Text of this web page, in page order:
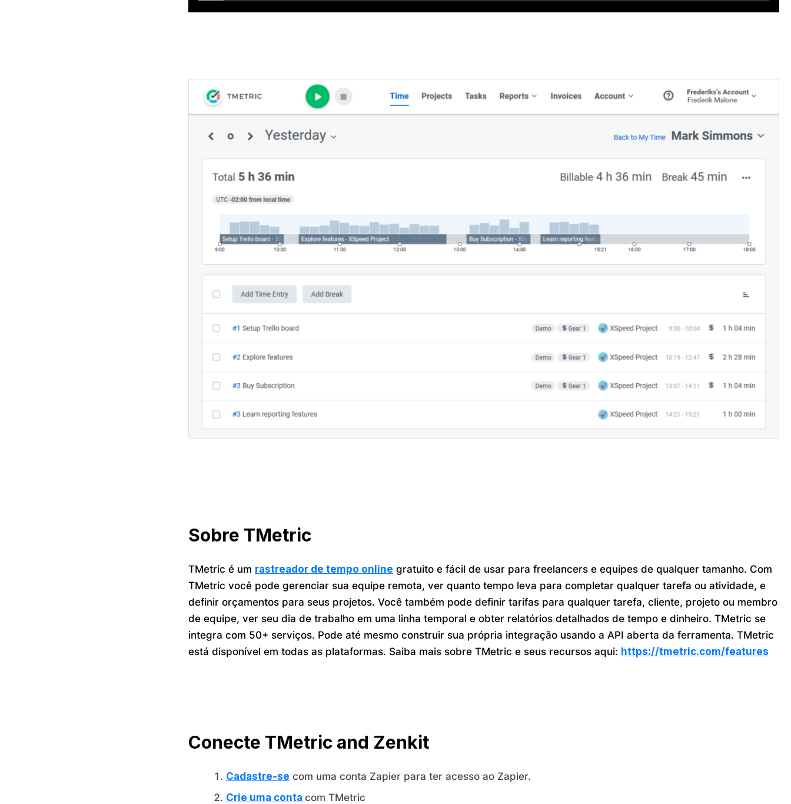
Sobre TMetric
TMetric é um rastreador de tempo online gratuito e fácil de usar para freelancers e equipes de qualquer tamanho. Com
TMetric você pode gerenciar sua equipe remota, ver quanto tempo leva para completar qualquer tarefa ou atividade, e
definir orçamentos para seus projetos. Você também pode definir tarifas para qualquer tarefa, cliente, projeto ou membro
de equipe, ver seu dia de trabalho em uma linha temporal e obter relatórios detalhados de tempo e dinheiro. TMetric se
integra com 50+ serviços. Pode até mesmo construir sua própria integração usando a API aberta da ferramenta. TMetric
está disponível em todas as plataformas. Saiba mais sobre TMetric e seus recursos aqui: https://tmetric.com/features
Conecte TMetric and Zenkit
Cadastre-se com uma conta Zapier para ter acesso ao Zapier.
Crie uma conta com TMetric